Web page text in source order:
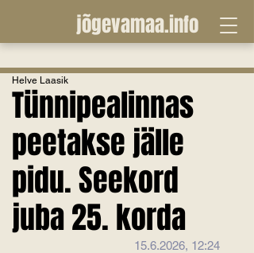
jõgevamaa.info
Tünnipealinnas
peetakse jälle
pidu. Seekord
juba 25. korda
Helve Laasik
15.6.2026, 12:24